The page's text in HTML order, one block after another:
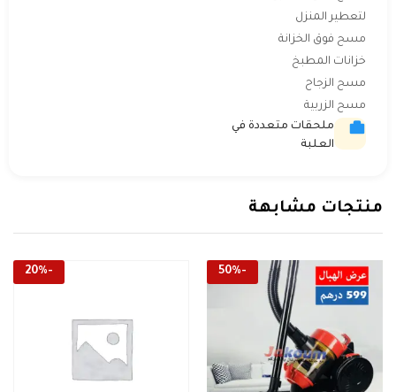
لتعطير المنزل
مسح فوق الخزانة
خزانات المطبخ
مسح الزجاح
مسح الزربية
ملحقات متعددة في
العلبة
منتجات مشابهة
-
50%
-
20%